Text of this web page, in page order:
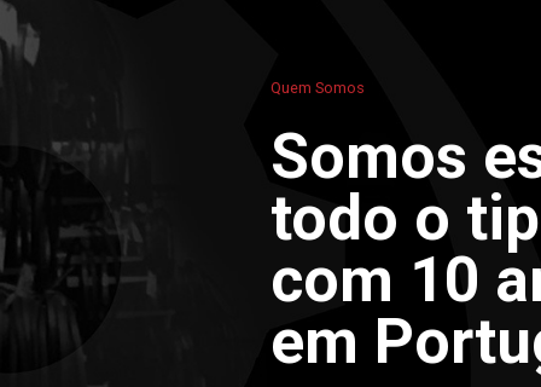
Quem Somos
Somos
todo o
com 10
em